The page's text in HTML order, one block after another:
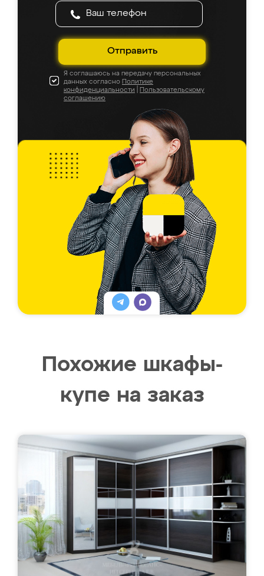
Отправить
Я соглашаюсь на передачу персональных
данных согласно Политике
конфиденциальности
Пользовательскому
соглашению
Похожие шкафы-
купе на заказ